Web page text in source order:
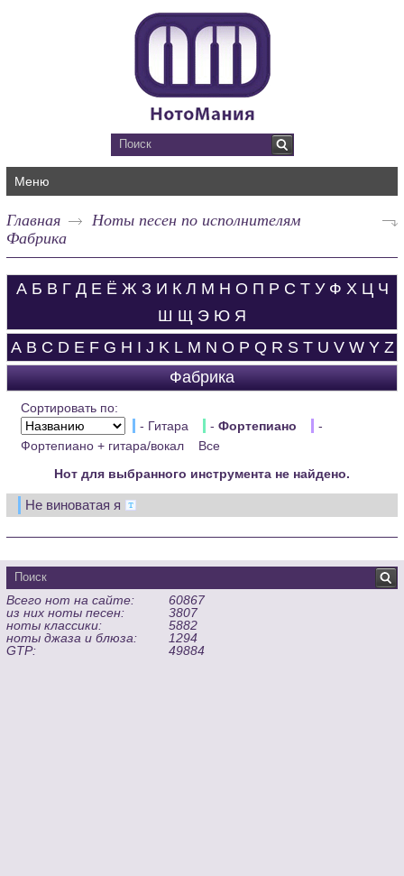
Меню
Главная
Ноты песен по исполнителям
Фабрика
А Б В Г Д Е Ё Ж З И К Л М Н О П Р С Т У Ф Х Ц Ч
Ш Щ Э Ю Я
A B C D E F G H I J K L M N O P Q R S T U V W Y Z
Фабрика
Сортировать по:
- Гитара
-Фортепиано
-
Фортепиано + гитара/вокал
Все
Нот для выбранного инструмента не найдено.
Не виноватая я
Всего нот на сайте:
60867
из них ноты песен:
3807
ноты классики:
5882
ноты джаза и блюза:
1294
GTP:
49884